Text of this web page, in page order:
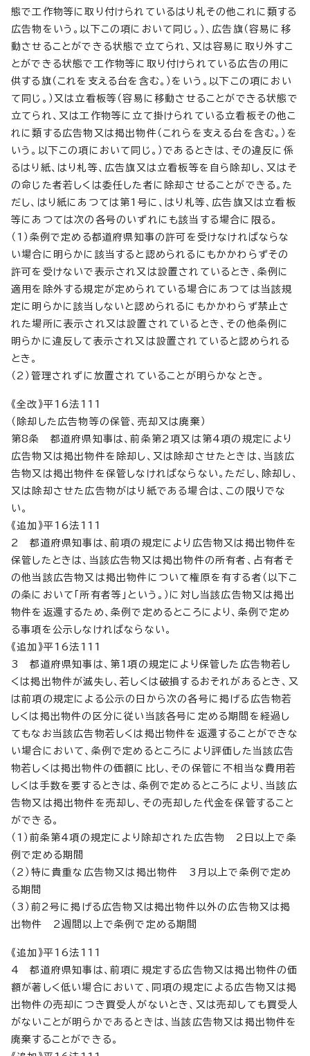
態で工作物等に取り付けられているはり札その他これに類する
広告物をいう。以下この項において同じ。）、広告旗（容易に移
動させることができる状態で立てられ、又は容易に取り外すこ
とができる状態で工作物等に取り付けられている広告の用に
供する旗（これを支える台を含む。）をいう。以下この項におい
て同じ。）又は立看板等（容易に移動させることができる状態で
立てられ、又は工作物等に立て掛けられている立看板その他こ
れに類する広告物又は掲出物件（これらを支える台を含む。）を
いう。以下この項において同じ。）であるときは、その違反に係
るはり紙、はり札等、広告旗又は立看板等を自ら除却し、又はそ
の命じた者若しくは委任した者に除却させることができる。た
だし、はり紙にあつては第1号に、はり札等、広告旗又は立看板
等にあつては次の各号のいずれにも該当する場合に限る。
（1）条例で定める都道府県知事の許可を受けなければならな
い場合に明らかに該当すると認められるにもかかわらずその
許可を受けないで表示され又は設置されているとき、条例に
適用を除外する規定が定められている場合にあつては当該規
定に明らかに該当しないと認められるにもかかわらず禁止さ
れた場所に表示され又は設置されているとき、その他条例に
明らかに違反して表示され又は設置されていると認められる
とき。
（2）管理されずに放置されていることが明らかなとき。
《全改》平16法111
（除却した広告物等の保管、売却又は廃棄）
第8条 都道府県知事は、前条第2項又は第4項の規定により
広告物又は掲出物件を除却し、又は除却させたときは、当該広
告物又は掲出物件を保管しなければならない。ただし、除却し、
又は除却させた広告物がはり紙である場合は、この限りでな
い。
《追加》平16法111
2 都道府県知事は、前項の規定により広告物又は掲出物件を
保管したときは、当該広告物又は掲出物件の所有者、占有者そ
の他当該広告物又は掲出物件について権原を有する者（以下こ
の条において「所有者等」という。）に対し当該広告物又は掲出
物件を返還するため、条例で定めるところにより、条例で定め
る事項を公示しなければならない。
《追加》平16法111
3 都道府県知事は、第1項の規定により保管した広告物若し
くは掲出物件が滅失し、若しくは破損するおそれがあるとき、又
は前項の規定による公示の日から次の各号に掲げる広告物若
しくは掲出物件の区分に従い当該各号に定める期間を経過し
てもなお当該広告物若しくは掲出物件を返還することができな
い場合において、条例で定めるところにより評価した当該広告
物若しくは掲出物件の価額に比し、その保管に不相当な費用若
しくは手数を要するときは、条例で定めるところにより、当該広
告物又は掲出物件を売却し、その売却した代金を保管すること
ができる。
（1）前条第4項の規定により除却された広告物 2日以上で条
例で定める期間
（2）特に貴重な広告物又は掲出物件 3月以上で条例で定め
る期間
（3）前2号に掲げる広告物又は掲出物件以外の広告物又は掲
出物件 2週間以上で条例で定める期間
《追加》平16法111
4 都道府県知事は、前項に規定する広告物又は掲出物件の価
額が著しく低い場合において、同項の規定による広告物又は掲
出物件の売却につき買受人がないとき、又は売却しても買受人
がないことが明らかであるときは、当該広告物又は掲出物件を
廃棄することができる。